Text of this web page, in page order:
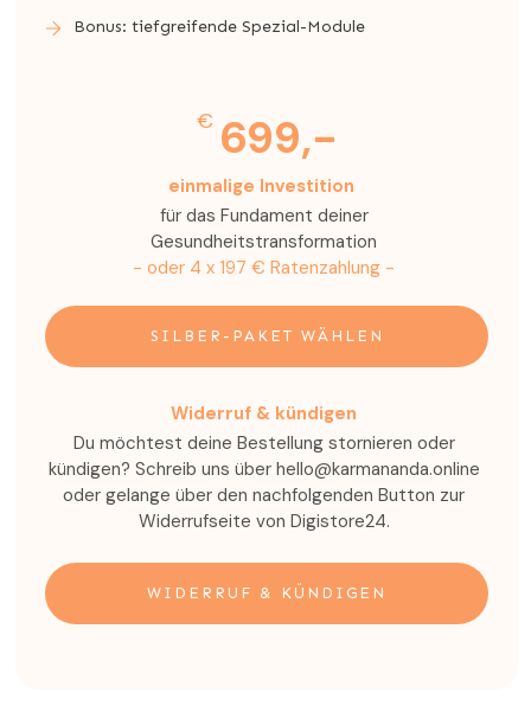
Bonus: tiefgreifende Spezial-Module
€ 699,-
einmalige Investition
für das Fundament deiner
Gesundheitstransformation
- oder 4 x 197 € Ratenzahlung -
SILBER-PAKET WÄHLEN
Widerruf & kündigen
Du möchtest deine Bestellung stornieren oder
kündigen? Schreib uns über hello@karmananda.online
oder gelange über den nachfolgenden Button zur
Widerrufseite von Digistore24.
WIDERRUF & KÜNDIGEN